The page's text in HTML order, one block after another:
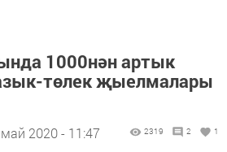
1000нән артык
төлек җыелмалары
2020 - 11:47 2319 2 1